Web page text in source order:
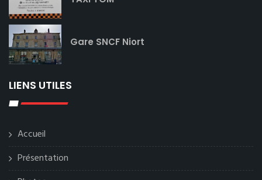
Gare SNCF Niort
LIENS UTILES
Accueil
Présentation